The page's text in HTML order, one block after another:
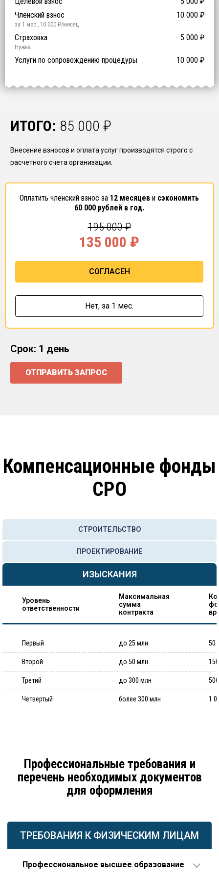
й уровень ответственности:
Членский взнос
10 000 ₽
за 1 мес., 10 000 ₽/месяц
Предоставление специалистов НРС 0 ₽
0₽ за человека
Сертификат ISO 9001 14 500 ₽
ISO 9001
Сертификат ISO 14001 14 500 ₽
ISO 14001
Сертификат OHSAS 18001 14 500 ₽
OHSAS 18001
Страховка 5 000 ₽
Нужна
Услуги по сопровождению процедуры 10 000 ₽
ИТОГО: 85 000 ₽
Внесение взносов и оплата услуг производятся строго с
расчетного счета организации.
Оплатить членский взнос за 12 месяцев и сэкономить
60 000 рублей в год.
195 000₽
135 000 ₽
СОГЛАСЕН
Нет, за 1 мес.
Срок: 1 день
ОТПРАВИТЬ ЗАПРОС
Компенсационные фонды
СРО
СТРОИТЕЛЬСТВО
ПРОЕКТИРОВАНИЕ
ИЗЫСКАНИЯ
Уровень
ответственности
Максимальная
сумма
контракта
Первый до 25 млн 50
Второй до 50 млн
Третий до 300 млн
Четвертый более 300 млн 1
Профессиональные требования и
перечень необходимых документов
для оформления
ТРЕБОВАНИЯ К ФИЗИЧЕСКИМ ЛИЦАМ
Профессиональное высшее образование